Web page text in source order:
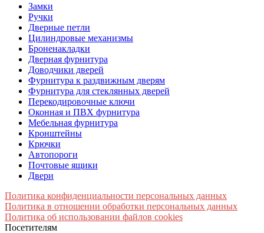
Замки
Ручки
Дверные петли
Цилиндровые механизмы
Броненакладки
Дверная фурнитура
Доводчики дверей
Фурнитура к раздвижным дверям
Фурнитура для стеклянных дверей
Перекодировочные ключи
Оконная и ПВХ фурнитура
Мебельная фурнитура
Кронштейны
Крючки
Автопороги
Почтовые ящики
Двери
Политика конфиденциальности персональных данных
Политика в отношении обработки персональных данных
Политика об использовании файлов cookies
Посетителям